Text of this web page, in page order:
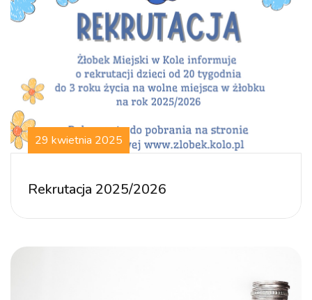
Rekrutacja 2025/2026
29 kwietnia 2025